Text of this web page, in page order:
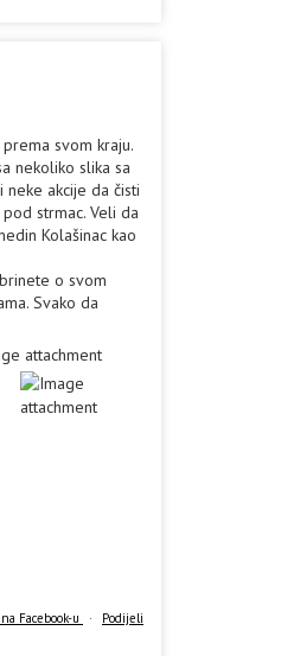
svom kraju.
nekoliko slika sa
akcije da čisti
strmac. Veli da
Kolašinac kao
o svom
Svako da
Facebook-u · Podijeli